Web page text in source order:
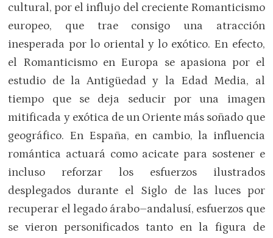
cultural, por el influjo del creciente Romanticismo
europeo, que trae consigo una atracción
inesperada por lo oriental y lo exótico. En efecto,
el Romanticismo en Europa se apasiona por el
estudio de la Antigüedad y la Edad Media, al
tiempo que se deja seducir por una imagen
mitificada y exótica de un Oriente más soñado que
geográfico. En España, en cambio, la influencia
romántica actuará como acicate para sostener e
incluso reforzar los esfuerzos ilustrados
desplegados durante el Siglo de las luces por
recuperar el legado árabo–andalusí, esfuerzos que
se vieron personificados tanto en la figura de